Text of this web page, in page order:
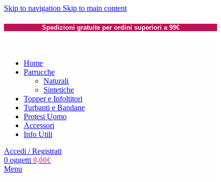
Skip to navigation Skip to main content
Spedizioni gratuite per ordini superiori a 99€
Home
Parrucche
Naturali
Sintetiche
Topper e Infoltitori
Turbanti e Bandane
Protesi Uomo
Accessori
Info Utili
Accedi / Registrati
0 oggetti 0,00€
Menu